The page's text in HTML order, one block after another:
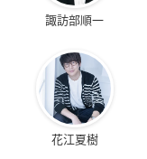
諏訪部順一
花江夏樹